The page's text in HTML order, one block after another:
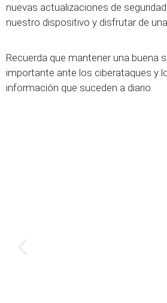
nuevas actualizaciones de
nuestro dispositivo y disfrutar de
Recuerda que mantener una buena
importante ante los ciberataques y
información que suceden a diario.